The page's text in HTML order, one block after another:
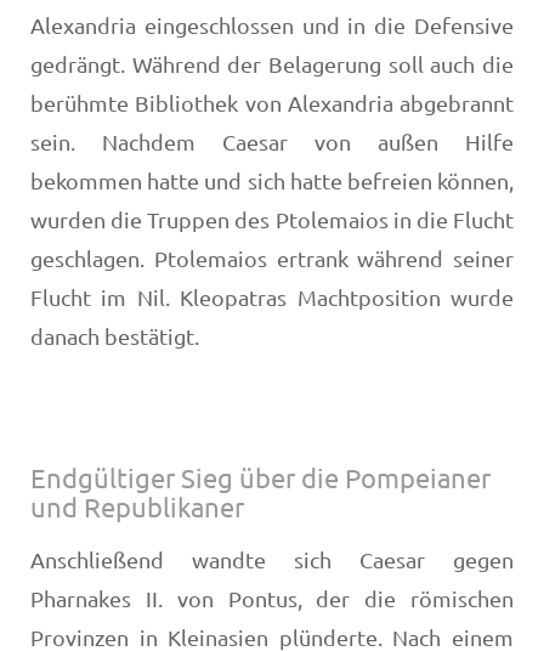
Alexandria eingeschlossen und in die Defensive
gedrängt. Während der Belagerung soll auch die
berühmte Bibliothek von Alexandria abgebrannt
sein. Nachdem Caesar von außen Hilfe
bekommen hatte und sich hatte befreien können,
wurden die Truppen des Ptolemaios in die Flucht
geschlagen. Ptolemaios ertrank während seiner
Flucht im Nil. Kleopatras Machtposition wurde
danach bestätigt.
Endgültiger Sieg über die Pompeianer
und Republikaner
Anschließend wandte sich Caesar gegen
Pharnakes II. von Pontus, der die römischen
Provinzen in Kleinasien plünderte. Nach einem